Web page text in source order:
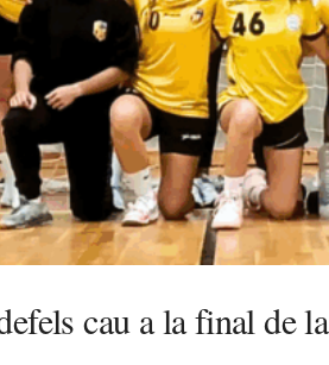
cau a la final de